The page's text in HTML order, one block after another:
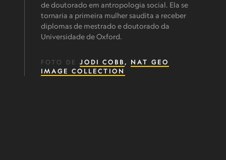
de doutorado em antropologia social. Ela se
tornaria a primeira mulher saudita a receber
diplomas de mestrado e doutorado da
Universidade de Oxford.
FOTO DE JODI COBB , NAT GEO
IMAGE COLLECTION